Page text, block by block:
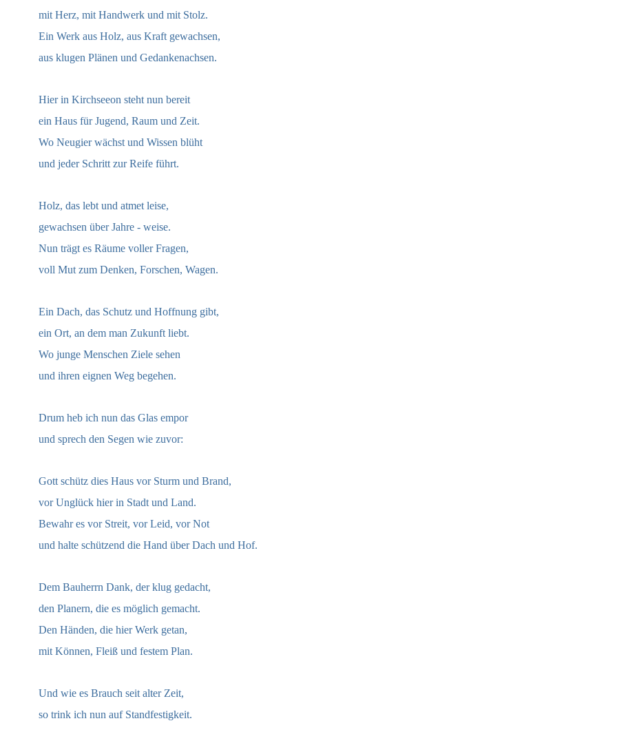
mit Herz, mit Handwerk und mit Stolz.
Ein Werk aus Holz, aus Kraft gewachsen,
aus klugen Plänen und Gedankenachsen.
Hier in Kirchseeon steht nun bereit
ein Haus für Jugend, Raum und Zeit.
Wo Neugier wächst und Wissen blüht
und jeder Schritt zur Reife führt.
Holz, das lebt und atmet leise,
gewachsen über Jahre - weise.
Nun trägt es Räume voller Fragen,
voll Mut zum Denken, Forschen, Wagen.
Ein Dach, das Schutz und Hoffnung gibt,
ein Ort, an dem man Zukunft liebt.
Wo junge Menschen Ziele sehen
und ihren eignen Weg begehen.
Drum heb ich nun das Glas empor
und sprech den Segen wie zuvor:
Gott schütz dies Haus vor Sturm und Brand,
vor Unglück hier in Stadt und Land.
Bewahr es vor Streit, vor Leid, vor Not
und halte schützend die Hand über Dach und Hof.
Dem Bauherrn Dank, der klug gedacht,
den Planern, die es möglich gemacht.
Den Händen, die hier Werk getan,
mit Können, Fleiß und festem Plan.
Und wie es Brauch seit alter Zeit,
so trink ich nun auf Standfestigkeit.